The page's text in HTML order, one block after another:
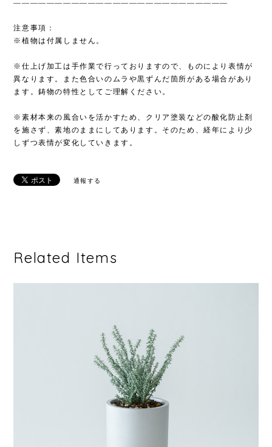
——————————————————————————
注意事項：
※植物は付属しません。
※仕上げ加工は手作業で行っておりますので、ものにより表情が
異なります。また色合いのムラや黒ずんだ箇所がある場合があり
ます。鋳物の特性としてご理解ください。
※素材本来の風合いを活かすため、クリア塗装などの酸化防止剤
を施さず、素地のままにしてあります。そのため、経年により少
しずつ表情が変化していきます。
通報する
Related Items